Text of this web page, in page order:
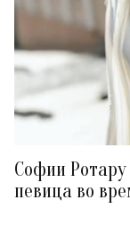
Софии
певица во